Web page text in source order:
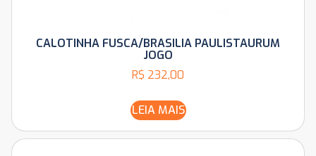
CALOTINHA FUSCA/BRASILIA PAULISTAURUM
JOGO
R$ 232,00
LEIA MAIS